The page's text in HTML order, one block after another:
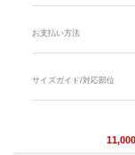
お支払い方法
サイズガイド/対応部位